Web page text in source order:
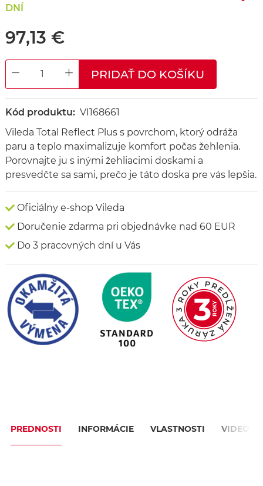
DNÍ
97,13 €
DECREASE QUANTITYINCREASE QUANTITY
PRIDAŤ DO KOŠÍKU
Kód produktu: VI168661
Vileda Total Reflect Plus s povrchom, ktorý odráža
paru a teplo maximalizuje komfort počas žehlenia.
Porovnajte ju s inými žehliacimi doskami a
presvedčte sa sami, prečo je táto doska pre vás lepšia.
Oficiálny e-shop Vileda
Doručenie zdarma pri objednávke nad 60 EUR
Do 3 pracovných dní u Vás
PREDNOSTI INFORMÁCIE VLASTNOSTI VIDEO